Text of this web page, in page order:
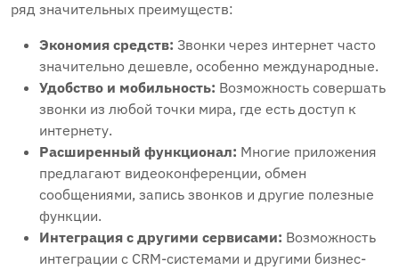
ряд значительных преимуществ:
Экономия средств: Звонки через интернет часто
значительно дешевле, особенно международные.
Удобство и мобильность: Возможность совершать
звонки из любой точки мира, где есть доступ к
интернету.
Расширенный функционал: Многие приложения
предлагают видеоконференции, обмен
сообщениями, запись звонков и другие полезные
функции.
Интеграция с другими сервисами: Возможность
интеграции с CRM-системами и другими бизнес-